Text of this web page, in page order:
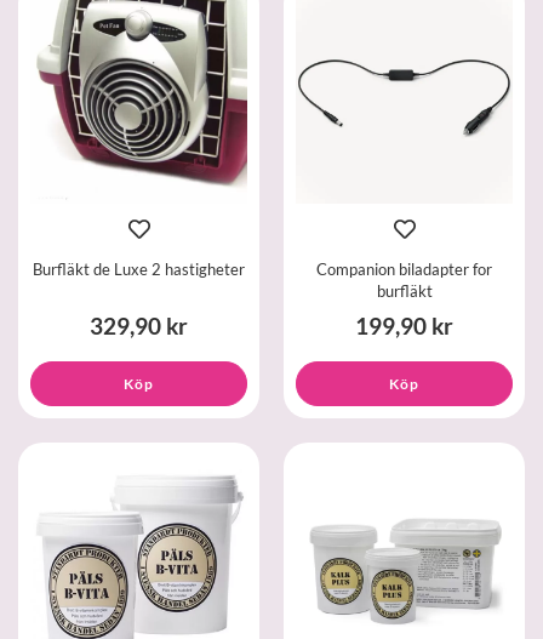
Burfläkt de Luxe 2 hastigheter
329,90 kr
Köp
Companion biladapter for
burfläkt
199,90 kr
Köp